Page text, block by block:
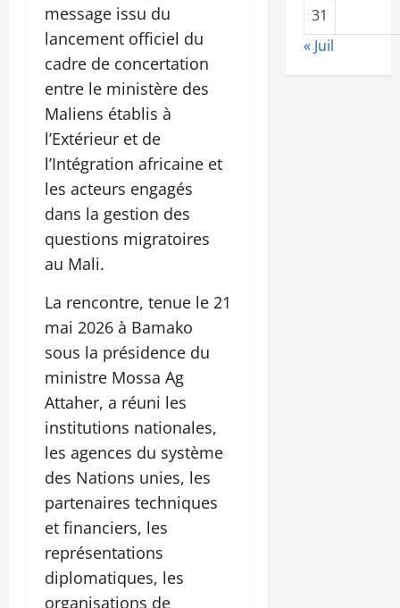
message issu du
lancement officiel du
cadre de concertation
entre le ministère des
Maliens établis à
l’Extérieur et de
l’Intégration africaine et
les acteurs engagés
dans la gestion des
questions migratoires
au Mali.
La rencontre, tenue le 21
mai 2026 à Bamako
sous la présidence du
ministre Mossa Ag
Attaher, a réuni les
institutions nationales,
les agences du système
des Nations unies, les
partenaires techniques
et financiers, les
représentations
diplomatiques, les
organisations de
31
« Juil